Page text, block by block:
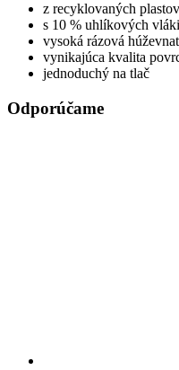
z recyklovaných plastov
s 10 % uhlíkových
vysoká rázová
vynikajúca kvalita
jednoduchý na tlač
Odporúčame